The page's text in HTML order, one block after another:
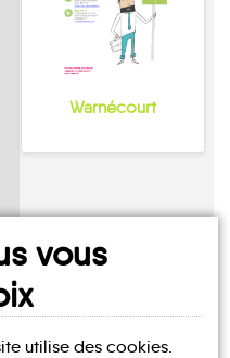
Warnécourt
?
vous
utilise des cookies.